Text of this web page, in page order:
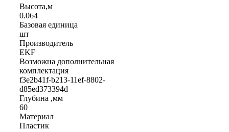
Высота,м
0.064
Базовая единица
шт
Производитель
EKF
Возможна дополнительная
комплектация
f3e2b41f-b213-11ef-8802-
d85ed373394d
Глубина ,мм
60
Материал
Пластик